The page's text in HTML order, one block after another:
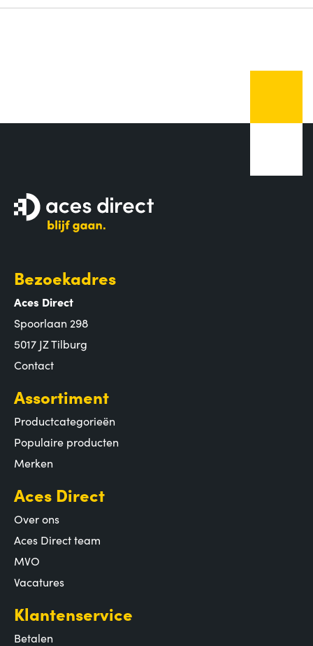
Bezoekadres
Aces Direct
Spoorlaan 298
5017 JZ Tilburg
Contact
Assortiment
Productcategorieën
Populaire producten
Merken
Aces Direct
Over ons
Aces Direct team
MVO
Vacatures
Klantenservice
Betalen